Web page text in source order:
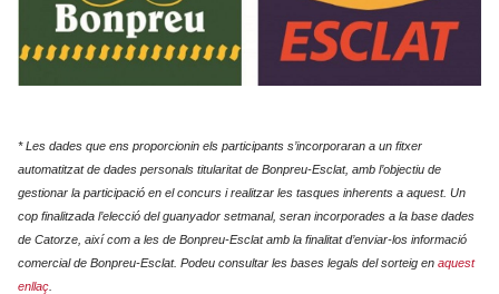
* Les dades que ens proporcionin els participants s’incorporaran a un fitxer
automatitzat de dades personals titularitat de Bonpreu-Esclat, amb l’objectiu de
gestionar la participació en el concurs i realitzar les tasques inherents a aquest. Un
cop finalitzada l’elecció del guanyador setmanal, seran incorporades a la base dades
de Catorze, així com a les de Bonpreu-Esclat amb la finalitat d’enviar-los informació
comercial de Bonpreu-Esclat. Podeu consultar les bases legals del sorteig en aquest
enllaç